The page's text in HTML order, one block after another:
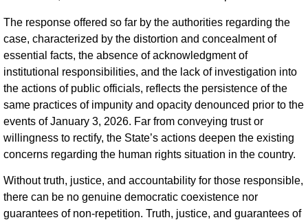
The response offered so far by the authorities regarding the
case, characterized by the distortion and concealment of
essential facts, the absence of acknowledgment of
institutional responsibilities, and the lack of investigation into
the actions of public officials, reflects the persistence of the
same practices of impunity and opacity denounced prior to the
events of January 3, 2026. Far from conveying trust or
willingness to rectify, the State’s actions deepen the existing
concerns regarding the human rights situation in the country.
Without truth, justice, and accountability for those responsible,
there can be no genuine democratic coexistence nor
guarantees of non-repetition. Truth, justice, and guarantees of